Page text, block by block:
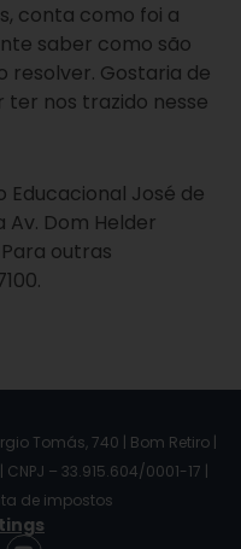
conta como foi a
saber como são
resolver. Gostaria de
nos trazido nesse
Educacional José de
Av. Dom Helder
outras
Tomás, 740 | Bom Retiro |
CNPJ – 33.915.604/0001-17 |
de impostos
Y